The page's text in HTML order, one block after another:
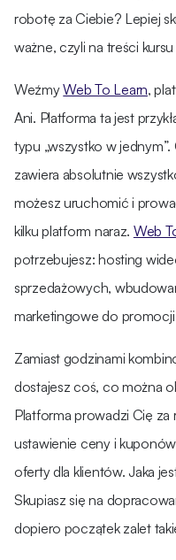
robotę za Ciebie? Lepiej
ważne, czyli na treści
WeźmyWeb To Learn,
Ani. Platforma ta jest
typu „wszystko w
zawiera absolutnie
możesz uruchomić i
kilku platform naraz. Web
potrzebujesz: hosting
sprzedażowych,
marketingowe do promocji
Zamiast godzinami
dostajesz coś, co można
Platforma prowadzi Cię za
ustawienie ceny i
oferty dla klientów. Jaka
Skupiasz się na
dopiero początek zalet